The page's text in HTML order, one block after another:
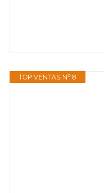
TOP VENTAS Nº 8